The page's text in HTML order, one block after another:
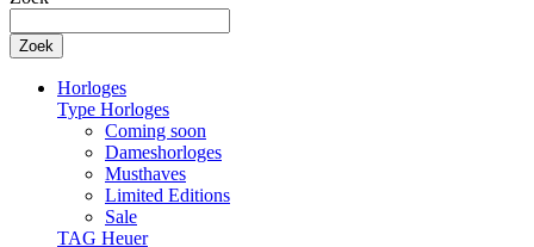
Zoek
Horloges
Type Horloges
Coming soon
Dameshorloges
Musthaves
Limited Editions
Sale
TAG Heuer